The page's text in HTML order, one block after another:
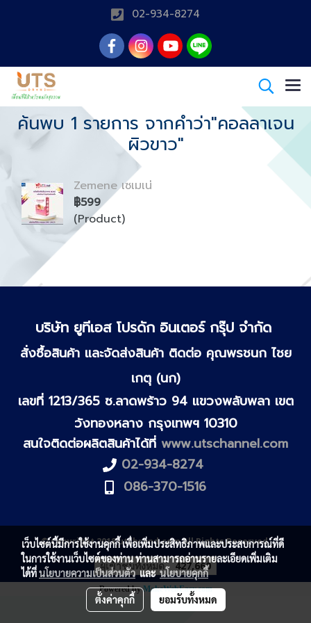
02-934-8274
ค้นพบ 1 รายการ จากคำว่า"คอลลาเจน
ผิวขาว"
Zemene เซเมเน่
฿599
(Product)
บริษัท ยูทีเอส โปรดัก อินเตอร์ กรุ๊ป จำกัด
สั่งซื้อสินค้า และจัดส่งสินค้า ติดต่อ คุณพรชนก ไชย
เกตุ (นก)
เลขที่ 1213/365 ซ.ลาดพร้าว 94 แขวงพลับพลา เขต
วังทองหลาง กรุงเทพฯ 10310
สนใจติดต่อผลิตสินค้าได้ที่ www.utschannel.com
02-934-8274
086-370-1516
© Copyright 2018 utsbrand.com All Rights Reserved.
ผู้เข้าชมทั้งหมด 427,660
Powered byMakeWebEasy.com
เว็บไซต์นี้มีการใช้งานคุกกี้ เพื่อเพิ่มประสิทธิภาพและประสบการณ์ที่ดี
ในการใช้งานเว็บไซต์ของท่าน ท่านสามารถอ่านรายละเอียดเพิ่มเติม
ได้ที่นโยบายความเป็นส่วนตัวและนโยบายคุกกี้
ตั้งค่าคุกกี้ ยอมรับทั้งหมด